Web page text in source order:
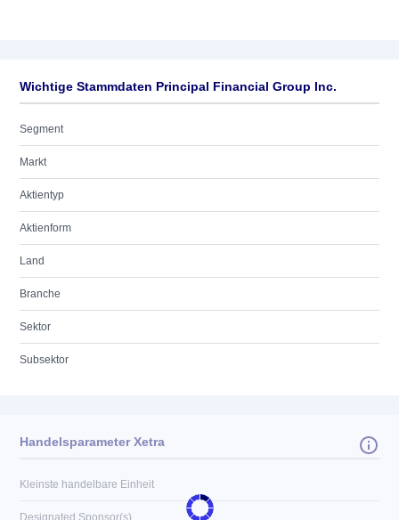
Wichtige Stammdaten Principal Financial Group Inc.
Segment
Markt
Aktientyp
Aktienform
Land
Branche
Sektor
Subsektor
Handelsparameter Xetra
Kleinste handelbare Einheit
Designated Sponsor(s)